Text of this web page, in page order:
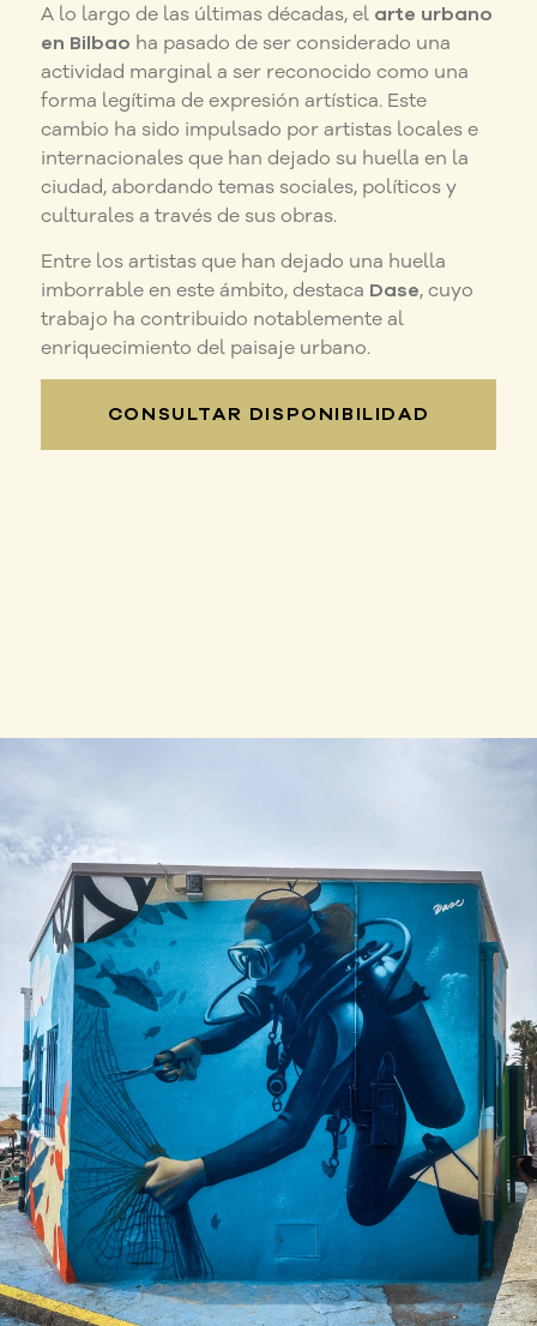
A lo largo de las últimas décadas, el arte urbano
en Bilbao ha pasado de ser considerado una
actividad marginal a ser reconocido como una
forma legítima de expresión artística. Este
cambio ha sido impulsado por artistas locales e
internacionales que han dejado su huella en la
ciudad, abordando temas sociales, políticos y
culturales a través de sus obras.
Entre los artistas que han dejado una huella
imborrable en este ámbito, destaca Dase, cuyo
trabajo ha contribuido notablemente al
enriquecimiento del paisaje urbano.
CONSULTAR DISPONIBILIDAD